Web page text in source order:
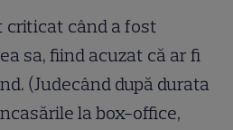
criticat când a fost
sa, fiind acuzat că ar fi
(Judecând după durata
la box-office,